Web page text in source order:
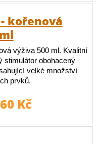
kořenová
výživa 500 ml. Kvalitní
stimulátor obohacený
velké množství
prvků.
Kč